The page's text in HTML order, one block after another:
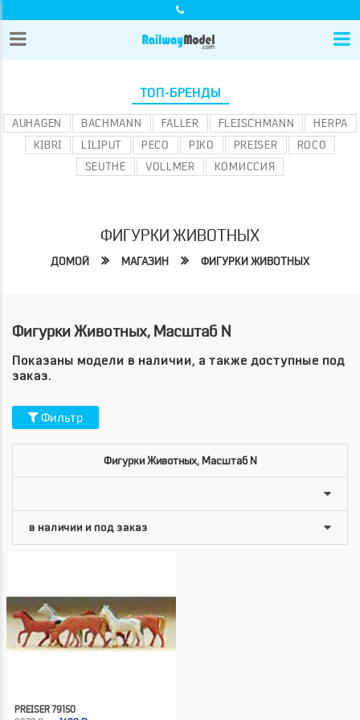
ТОП-БРЕНДЫ
AUHAGEN BACHMANN FALLER FLEISCHMANN
HERPA
KIBRI
LILIPUT PECO PIKO PREISER
ROCO
SEUTHE
VOLLMER КОМИССИЯ
ФИГУРКИ ЖИВОТНЫХ
ДОМОЙ МАГАЗИН ФИГУРКИ ЖИВОТНЫХ
Фигурки Животных, Масштаб N
Показаны модели в наличии, а также доступные под
заказ.
Фильтр
Фигурки Животных, Масштаб N
PREISER 79150